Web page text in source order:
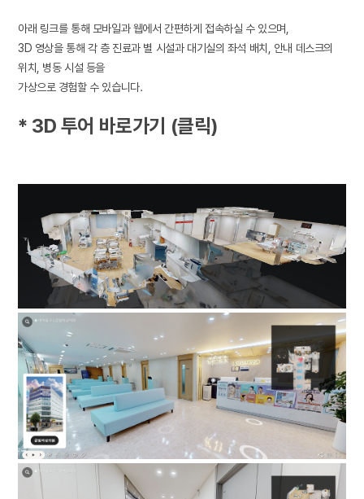
아래 링크를 통해 모바일과 웹에서 간편하게 접속하실 수 있으며,
3D 영상을 통해 각 층 진료과 별 시설과 대기실의 좌석 배치, 안내 데스크의
위치, 병동 시설 등을
가상으로 경험할 수 있습니다.
* 3D 투어 바로가기 (클릭)